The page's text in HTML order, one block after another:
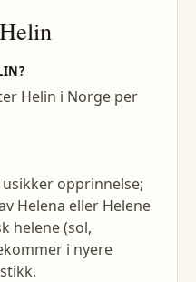
Helin
?
Helin i Norge per
opprinnelse;
Helena eller Helene
helene (sol,
i nyere